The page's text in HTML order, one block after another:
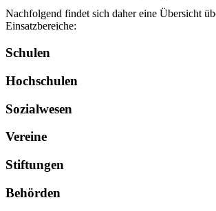
Nachfolgend findet sich daher eine Übersicht
Einsatzbereiche:
Schulen
Hochschulen
Sozialwesen
Vereine
Stiftungen
Behörden